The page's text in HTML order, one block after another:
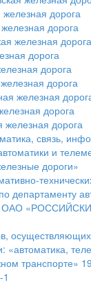
дорога
дорога
железная дорога
дорога
дорога
дорога
железная
дорога
железная дорога
связь,
и
дороги»
департаменту
ОАО
осуществляющих
«автоматика,
транспорте»